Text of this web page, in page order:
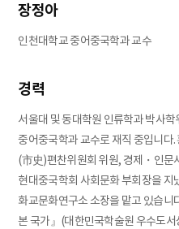
장정아
인천대학교 중어중국학과 교수
경력
서울대 및 동대학원 인류학과 박사학
중어중국학과 교수로 재직 중입니다
(市史)편찬위원회 위원, 경제・인문
현대중국학회 사회문화 부회장을 지
화교문화연구소 소장을 맡고 있습니
본 국가』(대한민국학술원 우수